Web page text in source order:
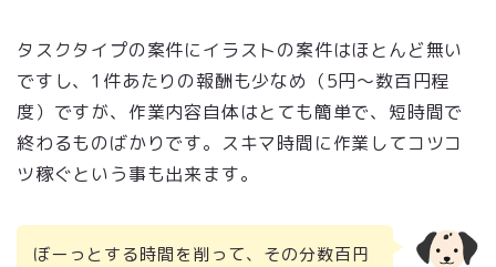
タスクタイプの案件にイラストの案件はほとんど無い
ですし、1件あたりの報酬も少なめ（5円～数百円程
度）ですが、作業内容自体はとても簡単で、短時間で
終わるものばかりです。スキマ時間に作業してコツコ
ツ稼ぐという事も出来ます。
ぼーっとする時間を削って、その分数百円